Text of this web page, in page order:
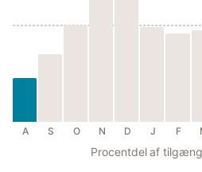
A S O N D J F
Procentdel af